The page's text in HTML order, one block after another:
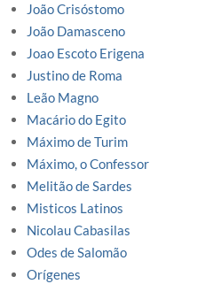
João Crisóstomo
João Damasceno
Joao Escoto Erigena
Justino de Roma
Leão Magno
Macário do Egito
Máximo de Turim
Máximo, o Confessor
Melitão de Sardes
Misticos Latinos
Nicolau Cabasilas
Odes de Salomão
Orígenes